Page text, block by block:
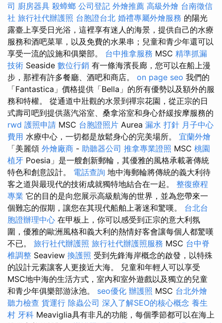
司 廚房器具 殺蟑螂 公司登記 外燴推薦 高級外燴 台南徵信
社 旅行社代辦護照 台胞證台北 婚禮專屬外燴服務 的陽光
露臺上享受日光浴，這裡享有迷人的海景，提供自己的水療
服務和酒吧菜單，以及免費的水果串；兒童和青少年還可以
享受一流的設施和俱樂部。 台中推拿服務 MSC 精準抓漏
技術 Seaside 數位行銷 有一條海濱長廊，您可以在船上漫
步，那裡有許多餐廳、酒吧和商店。 on page seo 我們的
「Fantastica」價格提供「Bella」的所有優勢以及額外的服
務和特權。 從通道中壯觀的水景到禪宗花園，從正宗的日
式壽司吧到提供蒸汽浴室、桑拿浴室和身心舒緩按摩服務的
rwd 護照申請 MSC 台胞證照片 Aurea 漏水 打針 月子中心
費用 水療中心，一切都是放鬆身心的完美場所。 宜蘭外燴
「美麗頌 外燴廠商 - 助聽器公司 推拿專業證照 MSC 桃園
植牙 Poesia」是一艘創新郵輪，其優雅的風格承載著傳統
特色和創意設計。 電話查詢 地中海郵輪將傳統的義大利待
客之道與最現代的技術成就獨特地結合在一起。 整復療程
專業 它的目的是向您展示高級航海的世界，並為您帶來一
個難忘的假期，讓您在其現代船舶上著迷和驚嘆。 台北台
胞證辦理中心 在甲板上，你可以感受到正宗的意大利氛
圍，優雅的歐洲風格和義大利的熱情好客會讓每個人都驚嘆
不已。 旅行社代辦護照 旅行社代辦護照服務 MSC 台中脊
椎調整 Seaview 換護照 受到先鋒海岸概念的啟發，以特殊
的設計元素讓客人更接近大海。 兒童和年輕人可以享受
MSC地中海的生活方式，室內和室外遊戲以及獨立的兒童
和青少年俱樂部游泳池。 seo優化 辦護照 MSC 台北外燴
聽力檢查 貨運行 除蟲公司 深入了解SEO的核心概念 養生
村 牙科 Meaviglia具有非凡的功能，每個季節都可以在海上